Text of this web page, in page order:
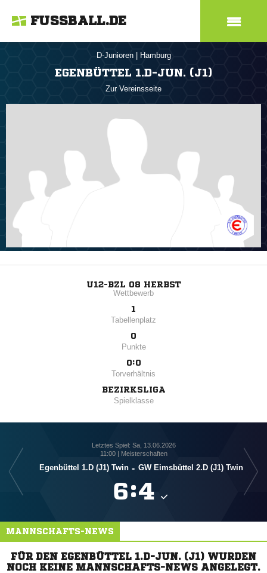
FUSSBALL.DE
D-Junioren Hamburg
EGENBÜTTEL 1.D-JUN. (J1)
Zur Vereinsseite
U12-BZL 08 HERBST
Wettbewerb
1
Tabellenplatz
0
Punkte
0:0
Torverhältnis
BEZIRKSLIGA
Spielklasse
Letztes Spiel: Sa, 13.06.2026
11:00 | Meisterschaften
Egenbüttel 1.D (J1) Twin - GW Eimsbüttel 2.D (J1) Twin
:
MANNSCHAFTS-NEWS
FÜR DEN EGENBÜTTEL 1.D-JUN. (J1) WURDEN
NOCH KEINE MANNSCHAFTS-NEWS ANGELEGT.